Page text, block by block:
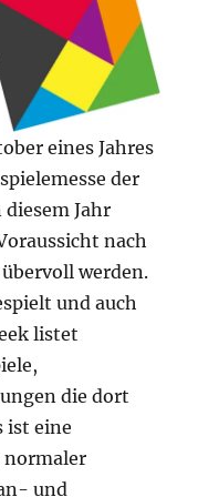
eines Jahres
der
Jahr
nach
werden.
und auch
listet
die dort
ist eine
normaler
und